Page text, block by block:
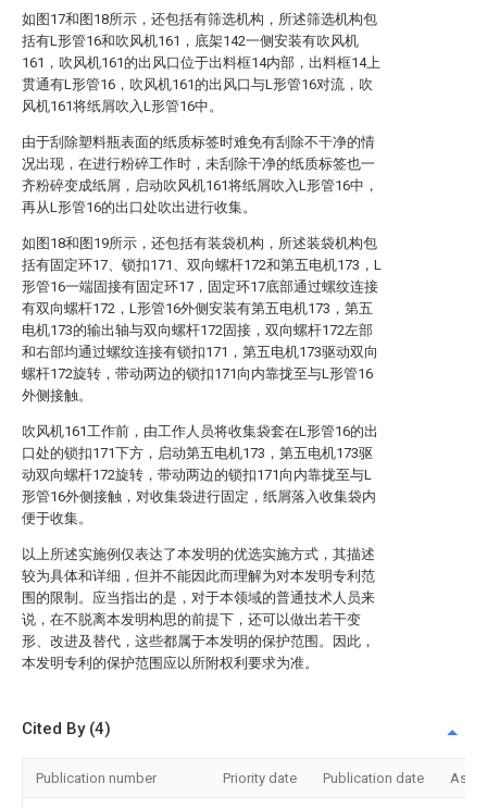
如图17和图18所示，还包括有筛选机构，所述筛选机构包
括有L形管16和吹风机161，底架142一侧安装有吹风机
161，吹风机161的出风口位于出料框14内部，出料框14上
贯通有L形管16，吹风机161的出风口与L形管16对流，吹
风机161将纸屑吹入L形管16中。
由于刮除塑料瓶表面的纸质标签时难免有刮除不干净的情
况出现，在进行粉碎工作时，未刮除干净的纸质标签也一
齐粉碎变成纸屑，启动吹风机161将纸屑吹入L形管16中，
再从L形管16的出口处吹出进行收集。
如图18和图19所示，还包括有装袋机构，所述装袋机构包
括有固定环17、锁扣171、双向螺杆172和第五电机173，L
形管16一端固接有固定环17，固定环17底部通过螺纹连接
有双向螺杆172，L形管16外侧安装有第五电机173，第五
电机173的输出轴与双向螺杆172固接，双向螺杆172左部
和右部均通过螺纹连接有锁扣171，第五电机173驱动双向
螺杆172旋转，带动两边的锁扣171向内靠拢至与L形管16
外侧接触。
吹风机161工作前，由工作人员将收集袋套在L形管16的出
口处的锁扣171下方，启动第五电机173，第五电机173驱
动双向螺杆172旋转，带动两边的锁扣171向内靠拢至与L
形管16外侧接触，对收集袋进行固定，纸屑落入收集袋内
便于收集。
以上所述实施例仅表达了本发明的优选实施方式，其描述
较为具体和详细，但并不能因此而理解为对本发明专利范
围的限制。应当指出的是，对于本领域的普通技术人员来
说，在不脱离本发明构思的前提下，还可以做出若干变
形、改进及替代，这些都属于本发明的保护范围。因此，
本发明专利的保护范围应以所附权利要求为准。
Cited By (4)
Publication number Priority date Publication date